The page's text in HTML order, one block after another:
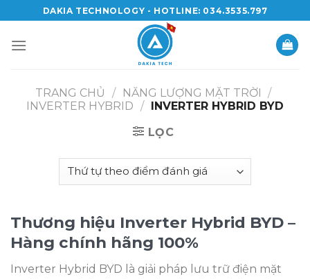
to
content
DAKIA TECHNOLOGY - HOTLINE: 034.3535.797
TRANG CHỦ / NĂNG LƯỢNG MẶT TRỜI /
INVERTER HYBRID / INVERTER HYBRID BYD
LỌC
Thương hiệu Inverter Hybrid BYD –
Hàng chính hãng 100%
Inverter Hybrid BYD là giải pháp lưu trữ điện mặt